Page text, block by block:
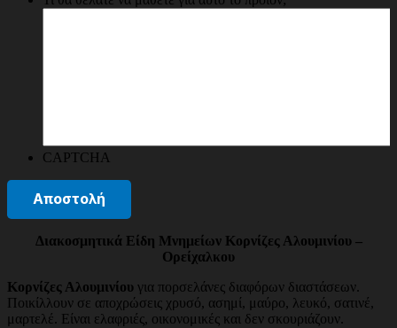
CAPTCHA
Διακοσμητικά Είδη Μνημείων Κορνίζες Αλουμινίου –
Ορείχαλκου
Κορνίζες Αλουμινίου για πορσελάνες διαφόρων διαστάσεων.
Ποικίλλουν σε αποχρώσεις χρυσό, ασημί, μαύρο, λευκό, σατινέ,
μαρτελέ. Είναι ελαφριές, οικονομικές και δεν σκουριάζουν.